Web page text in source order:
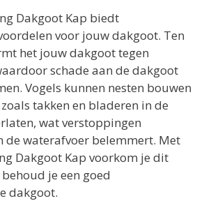
Dakgoot Kap biedt
voor jouw dakgoot. Ten
het jouw dakgoot tegen
schade aan de dakgoot
Vogels kunnen nesten bouwen
takken en bladeren in de
wat verstoppingen
de waterafvoer belemmert. Met
Dakgoot Kap voorkom je dit
je een goed
dakgoot.